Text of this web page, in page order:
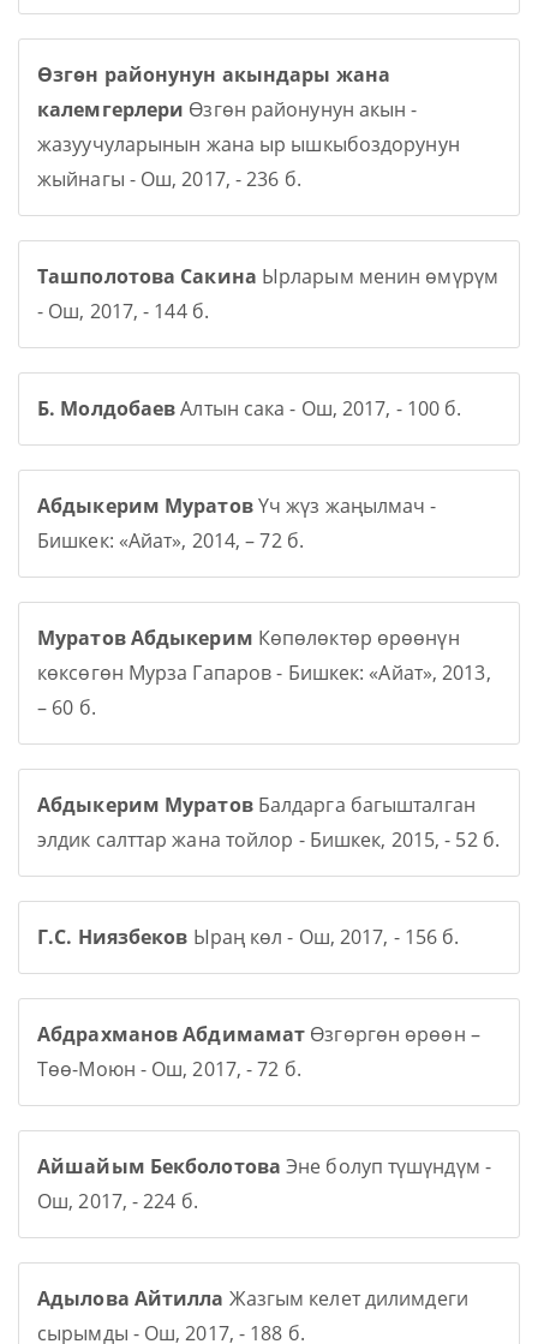
Өзгөн районунун акындары жана
калемгерлери Өзгөн районунун акын -
жазуучуларынын жана ыр ышкыбоздорунун
жыйнагы - Ош, 2017, - 236 б.
Ташполотова Сакина Ырларым менин өмүрүм
- Ош, 2017, - 144 б.
Б. МолдобаевАлтын сака - Ош, 2017, - 100 б.
Абдыкерим МуратовҮч жүз жаңылмач -
Бишкек: «Айат», 2014, – 72 б.
Муратов Абдыкерим Көпөлөктөр өрөөнүн
көксөгөн Мурза Гапаров - Бишкек: «Айат», 2013,
– 60 б.
Абдыкерим МуратовБалдарга багышталган
элдик салттар жана тойлор - Бишкек, 2015, - 52 б.
Г.С. Ниязбеков Ыраң көл - Ош, 2017, - 156 б.
Абдрахманов Абдимамат Өзгөргөн өрөөн –
Төө-Моюн - Ош, 2017, - 72 б.
Айшайым Бекболотова Эне болуп түшүндүм -
Ош, 2017, - 224 б.
Адылова Айтилла Жазгым келет дилимдеги
сырымды - Ош, 2017, - 188 б.